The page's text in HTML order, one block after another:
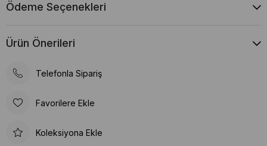
Ödeme Seçenekleri
Ürün Önerileri
Telefonla Sipariş
Favorilere Ekle
Koleksiyona Ekle